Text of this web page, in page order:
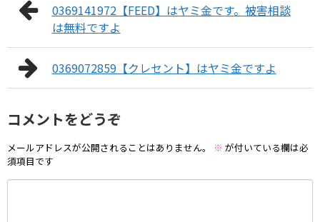
0369141972【FEED】はヤミ金です。被害相談
は無料ですよ
0369072859【クレセント】はヤミ金ですよ
コメントをどうぞ
メールアドレスが公開されることはありません。 ※ が付いている欄は必
須項目です